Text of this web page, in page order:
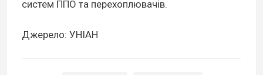
систем ППО та перехоплювачів.
Джерело: УНІАН